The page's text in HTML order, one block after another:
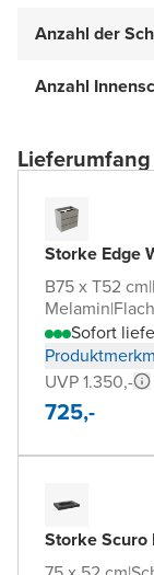
Anzahl der
Anzahl
Lieferumfang
Storke Edge
B75 x T52 cm|
Melamin|
Sofort
UVP 1.350,-
725,-
Storke Scuro